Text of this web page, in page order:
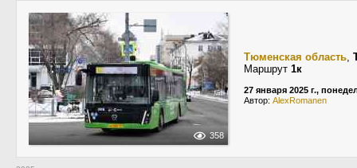
358
Тюменская область,
Маршрут 1к
27 января 2025 г.,
Автор: AlexRomanen